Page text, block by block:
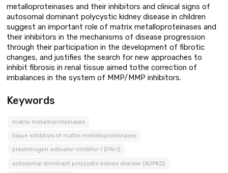
metalloproteinases and their inhibitors and clinical signs of
autosomal dominant polycystic kidney disease in children
suggest an important role of matrix metalloproteinases and
their inhibitors in the mechanisms of disease progression
through their participation in the development of fibrotic
changes, and justifies the search for new approaches to
inhibit fibrosis in renal tissue aimed tothe correction of
imbalances in the system of MMP/MMP inhibitors.
Keywords
matrix metalloproteinases
tissue inhibitors of matrix metalloproteinases
plasminogen activator inhibitor-I (PAI-I)
autosomal dominant polycystic kidney disease (ADPKD)